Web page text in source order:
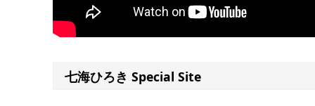
七海ひろき Special Site